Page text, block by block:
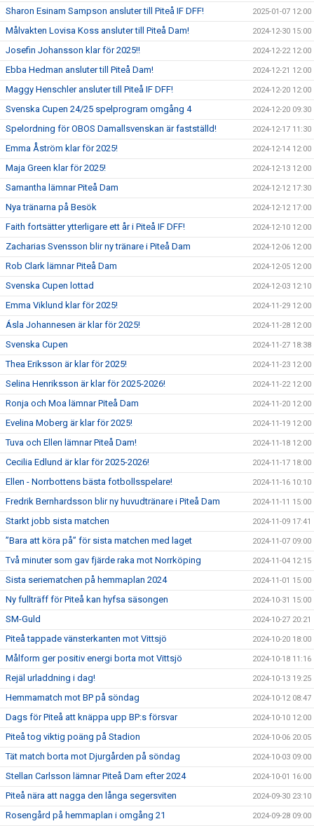
Sharon Esinam Sampson ansluter till Piteå IF DFF! 2025-01-07 12:00
Målvakten Lovisa Koss ansluter till Piteå Dam! 2024-12-30 15:00
Josefin Johansson klar för 2025!! 2024-12-22 12:00
Ebba Hedman ansluter till Piteå Dam! 2024-12-21 12:00
Maggy Henschler ansluter till Piteå IF DFF! 2024-12-20 12:00
Svenska Cupen 24/25 spelprogram omgång 4 2024-12-20 09:30
Spelordning för OBOS Damallsvenskan är fastställd! 2024-12-17 11:30
Emma Åström klar för 2025! 2024-12-14 12:00
Maja Green klar för 2025! 2024-12-13 12:00
Samantha lämnar Piteå Dam 2024-12-12 17:30
Nya tränarna på Besök 2024-12-12 17:00
Faith fortsätter ytterligare ett år i Piteå IF DFF! 2024-12-10 12:00
Zacharias Svensson blir ny tränare i Piteå Dam 2024-12-06 12:00
Rob Clark lämnar Piteå Dam 2024-12-05 12:00
Svenska Cupen lottad 2024-12-03 12:10
Emma Viklund klar för 2025! 2024-11-29 12:00
Ásla Johannesen är klar för 2025! 2024-11-28 12:00
Svenska Cupen 2024-11-27 18:38
Thea Eriksson är klar för 2025! 2024-11-23 12:00
Selina Henriksson är klar för 2025-2026! 2024-11-22 12:00
Ronja och Moa lämnar Piteå Dam 2024-11-20 12:00
Evelina Moberg är klar för 2025! 2024-11-19 12:00
Tuva och Ellen lämnar Piteå Dam! 2024-11-18 12:00
Cecilia Edlund är klar för 2025-2026! 2024-11-17 18:00
Ellen - Norrbottens bästa fotbollsspelare! 2024-11-16 10:10
Fredrik Bernhardsson blir ny huvudtränare i Piteå Dam 2024-11-11 15:00
Starkt jobb sista matchen 2024-11-09 17:41
”Bara att köra på” för sista matchen med laget 2024-11-07 09:00
Två minuter som gav fjärde raka mot Norrköping 2024-11-04 12:15
Sista seriematchen på hemmaplan 2024 2024-11-01 15:00
Ny fullträff för Piteå kan hyfsa säsongen 2024-10-31 15:00
SM-Guld 2024-10-27 20:21
Piteå tappade vänsterkanten mot Vittsjö 2024-10-20 18:00
Målform ger positiv energi borta mot Vittsjö 2024-10-18 11:16
Rejäl urladdning i dag! 2024-10-13 19:25
Hemmamatch mot BP på söndag 2024-10-12 08:47
Dags för Piteå att knäppa upp BP:s försvar 2024-10-10 12:00
Piteå tog viktig poäng på Stadion 2024-10-06 20:05
Tät match borta mot Djurgården på söndag 2024-10-03 09:00
Stellan Carlsson lämnar Piteå Dam efter 2024 2024-10-01 16:00
Piteå nära att nagga den långa segersviten 2024-09-30 23:10
Rosengård på hemmaplan i omgång 21 2024-09-28 09:00